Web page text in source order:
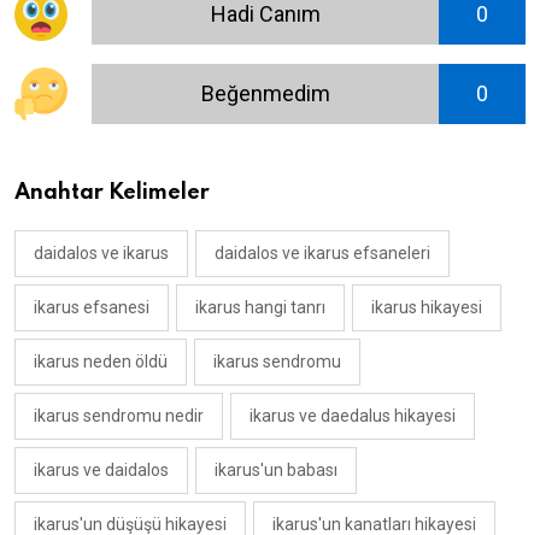
Hadi Canım 0
Beğenmedim 0
Anahtar Kelimeler
daidalos ve ikarus daidalos ve ikarus efsaneleri
ikarus efsanesi ikarus hangi tanrı ikarus hikayesi
ikarus neden öldü ikarus sendromu
ikarus sendromu nedir ikarus ve daedalus hikayesi
ikarus ve daidalos ikarus'un babası
ikarus'un düşüşü hikayesi ikarus'un kanatları hikayesi